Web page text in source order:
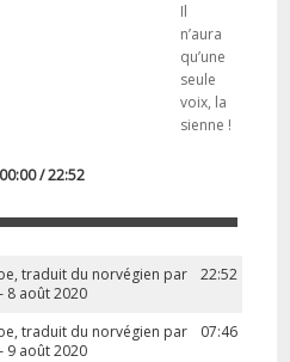
Il
n’aura
qu’une
seule
voix, la
sienne !
00:00 / 22:52
22:52
traduit du norvégien par
8 août 2020
07:46
traduit du norvégien par
9 août 2020